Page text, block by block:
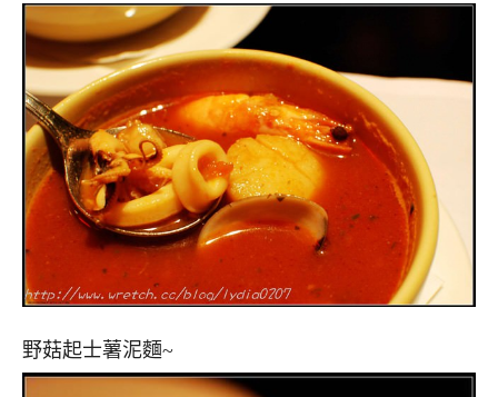
野菇起士薯泥麵~